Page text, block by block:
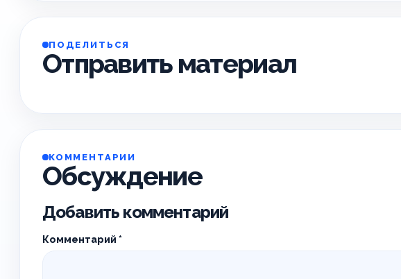
ПОДЕЛИТЬСЯ
Отправить материал
КОММЕНТАРИИ
Обсуждение
Добавить комментарий
Комментарий *